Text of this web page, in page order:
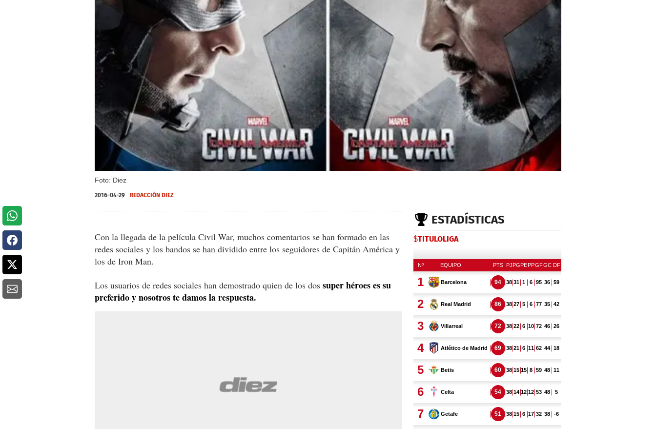
Foto: Diez
2016-04-29 REDACCIÓN DIEZ
Con la llegada de la película Civil War, muchos comentarios se han formado en las
redes sociales y los bandos se han dividido entre los seguidores de Capitán América y
los de Iron Man.
Los usuarios de redes sociales han demostrado quien de los dos super héroes es su
preferido y nosotros te damos la respuesta.
ESTADÍSTICAS
$TITULOLIGA